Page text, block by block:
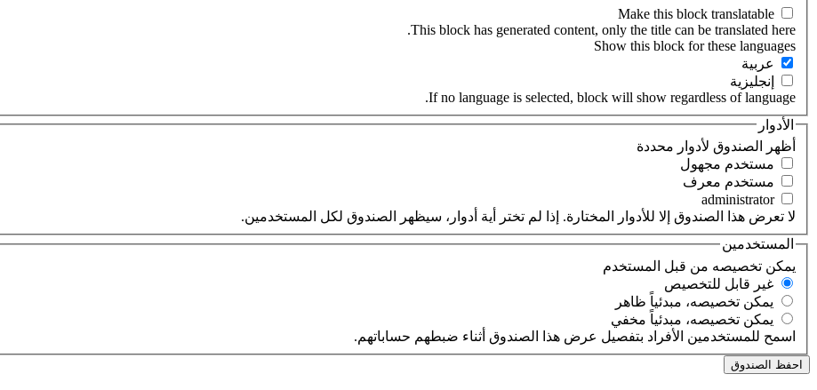
This block has generated content, only the title can be translated here.
‏عربية ‏
‏إنجليزية ‏
If no language is selected, block will show regardless of language.
الأدوار
‏أظهر الصندوق لأدوار محددة ‏
‏مستخدم مجهول ‏
‏مستخدم معرف ‏
لا تعرض هذا الصندوق إلا للأدوار المختارة. إذا لم تختر أية أدوار، سيظهر الصندوق لكل المستخدمين.
المستخدمين
‏يمكن تخصيصه من قبل المستخدم ‏
‏غير قابل للتخصيص ‏
‏يمكن تخصيصه، مبدئياً ظاهر ‏
‏يمكن تخصيصه، مبدئياً مخفي ‏
اسمح للمستخدمين الأفراد بتفصيل عرض هذا الصندوق أثناء ضبطهم حساباتهم.